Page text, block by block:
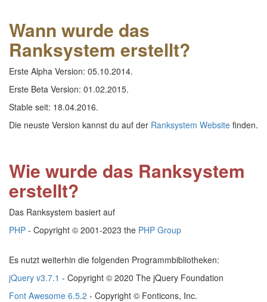
Wann wurde das
Ranksystem erstellt?
Erste Alpha Version: 05.10.2014.
Erste Beta Version: 01.02.2015.
Stable seit: 18.04.2016.
Die neuste Version kannst du auf der Ranksystem Website finden.
Wie wurde das Ranksystem
erstellt?
Das Ranksystem basiert auf
PHP - Copyright © 2001-2023 the PHP Group
Es nutzt weiterhin die folgenden Programmbibliotheken:
jQuery v3.7.1 - Copyright © 2020 The jQuery Foundation
Font Awesome 6.5.2 - Copyright © Fonticons, Inc.